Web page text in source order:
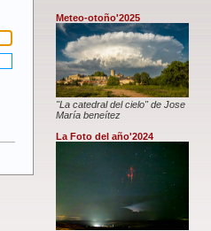
Meteo-otoño'2025
"La catedral del cielo" de Jose
María beneítez
La Foto del año'2024